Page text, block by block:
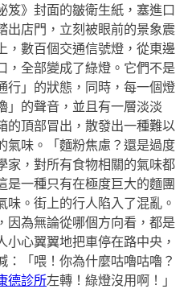
笈》封面的皺衛生紙，塞進口
出店門，立刻被眼前的景象震
，數百個交通信號燈，從東邊
，全部變成了綠燈。它們不是
行」的狀態，同時，每一個燈
」的聲音，並且有一層淡淡
的頂部冒出，散發出一種難以
味。「麵粉焦慮？還是過度
家，對所有食物相關的氣味都
是一種只有在極度巨大的麵團
味。街上的行人陷入了混亂。
因為無論從哪個方向看，都是
心翼翼地把車停在路中央，
：「喂！你為什麼咕嚕咕嚕？
德診所左轉！綠燈沒用啊！」